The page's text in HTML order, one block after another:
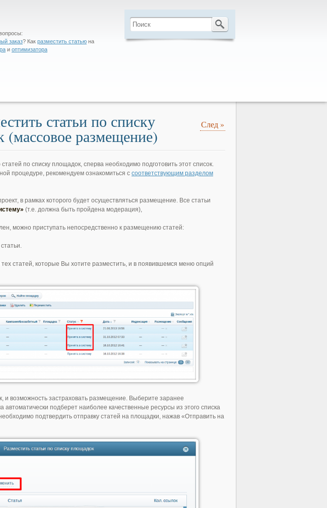
заказ? Как разместить статью на
и оптимизатора
След»
статьи по списку
(массовое размещение)
по списку площадок, сперва необходимо подготовить этот список.
процедуре, рекомендуем ознакомиться с соответствующим разделом
в рамках которого будет осуществляться размещение. Все статьи
(т.е. должна быть пройдена модерация),
можно приступать непосредственно к размещению статей:
статей, которые Вы хотите разместить, и в появившемся меню опций
возможность застраховать размещение. Выберите заранее
подберет наиболее качественные ресурсы из этого списка
подтвердить отправку статей на площадки, нажав «Отправить на